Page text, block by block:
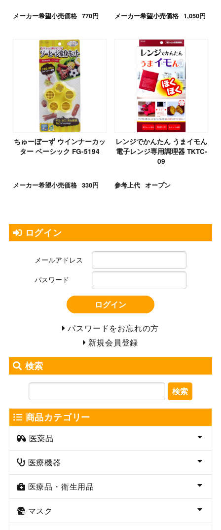
メーカー希望小売価格 770円 メーカー希望小売価格 1,050円
ちゅーぼーず ウインナーカッ
ター ベーシック FG-5194
メーカー希望小売価格 330円
レンジでかんたん うまイモん
電子レンジ専用調理器 TKTC-
09
参考上代 オープン
ログイン
メールアドレス
パスワード
ログイン
パスワードをお忘れの方
新規会員登録
検索
検索
商品カテゴリー
医薬品
医療機器
医療品・衛生用品
マスク